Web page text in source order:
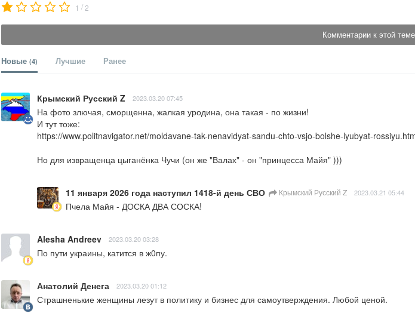
1 /2
Комментарии к этой
Новые (4) Лучшие Ранее
Крымский Русский Z 2023.03.20 07:45
На фото злючая, сморщенна, жалкая уродина, она такая - по жизни!
И тут тоже:
https://www.politnavigator.net/moldavane-tak-nenavidyat-sandu-chto-vsjo-bolshe-lyubyat-
Но для извращенца цыганёнка Чучи (он же "Валах" - он "принцесса Майя" )))
11 января 2026 года наступил 1418-й день СВО Крымский Русский Z 2023.03.21 05:44
Пчела Майя - ДОСКА ДВА СОСКА!
Alesha Andreev 2023.03.20 03:28
По пути украины, катится в ж0пу.
Анатолий Денега 2023.03.20 01:12
Страшненькие женщины лезут в политику и бизнес для самоутверждения. Любой ценой.